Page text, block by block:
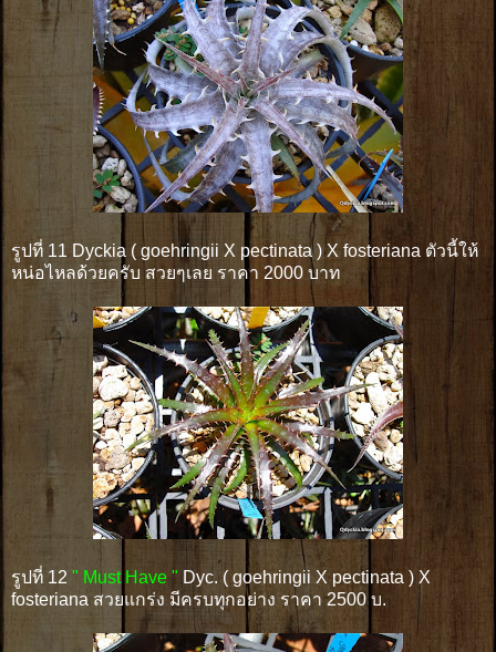
รูปที่ 11 Dyckia ( goehringii X pectinata ) X fosteriana ตัวนี้ให้
หน่อไหลด้วยครับ สวยๆเลย ราคา 2000 บาท
รูปที่ 12 " Must Have " Dyc. ( goehringii X pectinata ) X
fosteriana สวยแกร่ง มีครบทุกอย่าง ราคา 2500 บ.